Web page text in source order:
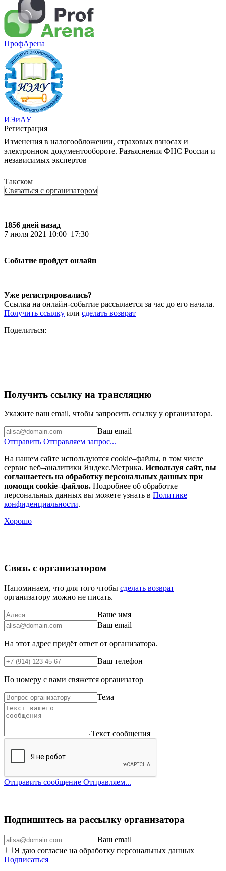
ПрофАрена
ИЭиАУ
Регистрация
Изменения в налогообложении, страховых взносах и
электронном документообороте. Разъяснения ФНС России и
независимых экспертов
Такском
Связаться с организатором
1856 дней назад
7 июля 2021 10:00–17:30
Событие пройдет онлайн
Уже регистрировались?
Ссылка на онлайн-событие рассылается за час до его начала.
Получить ссылку или сделать возврат
Поделиться:
Получить ссылку на трансляцию
Укажите ваш email, чтобы запросить ссылку у организатора.
Ваш email
Отправить Отправляем запрос...
На нашем сайте используются cookie–файлы, в том числе
сервис веб–аналитики Яндекс.Метрика. Используя сайт, вы
соглашаетесь на обработку персональных данных при
помощи cookie–файлов. Подробнее об обработке
персональных данных вы можете узнать в Политике
конфиденциальности.
Хорошо
Связь с организатором
Напоминаем, что для того чтобы сделать возврат
организатору можно не писать.
Ваше имя
Ваш email
На этот адрес придёт ответ от организатора.
Ваш телефон
По номеру с вами свяжется организатор
Тема
Текст сообщения
Отправить сообщение Отправляем...
Подпишитесь на рассылку организатора
Ваш email
Я даю согласие на обработку персональных данных
Подписаться